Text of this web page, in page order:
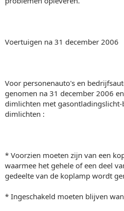
Voertuigen na 31 december 2006
Voor personenauto's en
genomen na 31 december 2006
dimlichten met
dimlichten :
* Voorzien moeten zijn van een
waarmee het gehele of een deel
gedeelte van de koplamp wordt
* Ingeschakeld moeten blijven